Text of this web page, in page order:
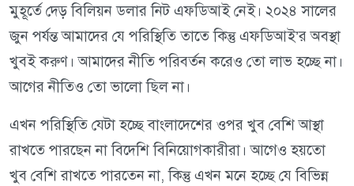
মুহূর্তে দেড় বিলিয়ন ডলার নিট এফডিআই নেই। ২০২৪ সালের
জুন পর্যন্ত আমাদের যে পরিস্থিতি তাতে কিন্তু এফডিআই’র অবস্থা
খুবই করুণ। আমাদের নীতি পরিবর্তন করেও তো লাভ হচ্ছে না।
আগের নীতিও তো ভালো ছিল না।
এখন পরিস্থিতি যেটা হচ্ছে বাংলাদেশের ওপর খুব বেশি আস্থা
রাখতে পারছেন না বিদেশি বিনিয়োগকারীরা। আগেও হয়তো
খুব বেশি রাখতে পারতেন না, কিন্তু এখন মনে হচ্ছে যে বিভিন্ন